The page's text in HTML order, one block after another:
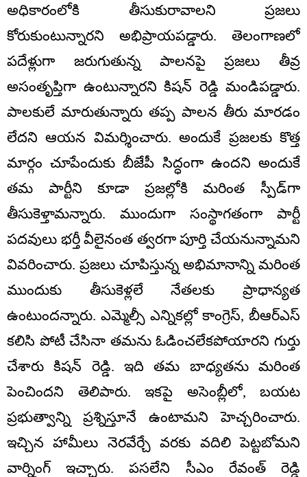
అధికారంలోకి తీసుకురావాలని ప్రజలు
కోరుకుంటున్నారని అభిప్రాయపడ్డారు. తెలంగాణలో
పదేళ్లుగా జరుగుతున్న పాలనపై ప్రజలు తీవ్ర
అసంతృప్తిగా ఉంటున్నారని కిషన్ రెడ్డి మండిపడ్డారు.
పాలకులే మారుతున్నారు తప్ప పాలన తీరు మారడం
లేదని ఆయన విమర్శించారు. అందుకే ప్రజలకు కొత్త
మార్గం చూపేందుకు బీజేపీ సిద్ధంగా ఉందని అందుకే
తమ పార్టీని కూడా ప్రజల్లోకి మరింత స్పీడ్‌గా
తీసుకెళ్తామన్నారు. ముందుగా సంస్థాగతంగా పార్టీ
పదవులు భర్తీ వీలైనంత త్వరగా పూర్తి చేయనున్నామని
వివరించారు. ప్రజలు చూపిస్తున్న అభిమానాన్ని మరింత
ముందుకు తీసుకెళ్లలే నేతలకు ప్రాధాన్యత
ఉంటుందన్నారు. ఎమ్మెల్సీ ఎన్నికల్లో కాంగ్రెస్, బీఆర్‌ఎస్
కలిసి పోటీ చేసినా తమను ఓడించలేకపోయారని గుర్తు
చేశారు కిషన్ రెడ్డి. ఇది తమ బాధ్యతను మరింత
పెంచిందని తెలిపారు. ఇకపై అసెంబ్లీలో, బయట
ప్రభుత్వాన్ని ప్రశ్నిస్తూనే ఉంటామని హెచ్చరించారు.
ఇచ్చిన హామీలు నెరవేర్చే వరకు వదిలి పెట్టబోమని
వార్నింగ్ ఇచ్చారు. పసలేని సీఎం రేవంత్ రెడ్డి